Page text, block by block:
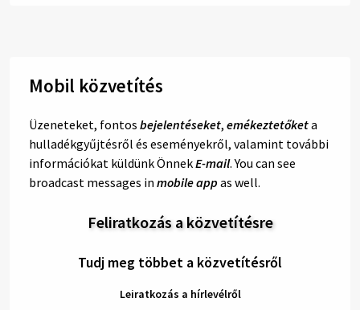
Mobil közvetítés
Üzeneteket, fontos bejelentéseket, emékeztetőketa
hulladékgyűjtésről és eseményekről, valamint további
információkat küldünk ÖnnekE-mail. You can see
broadcast messages in mobile app as well.
Feliratkozás a közvetítésre
Tudj meg többet a közvetítésről
Leiratkozás a hírlevélről